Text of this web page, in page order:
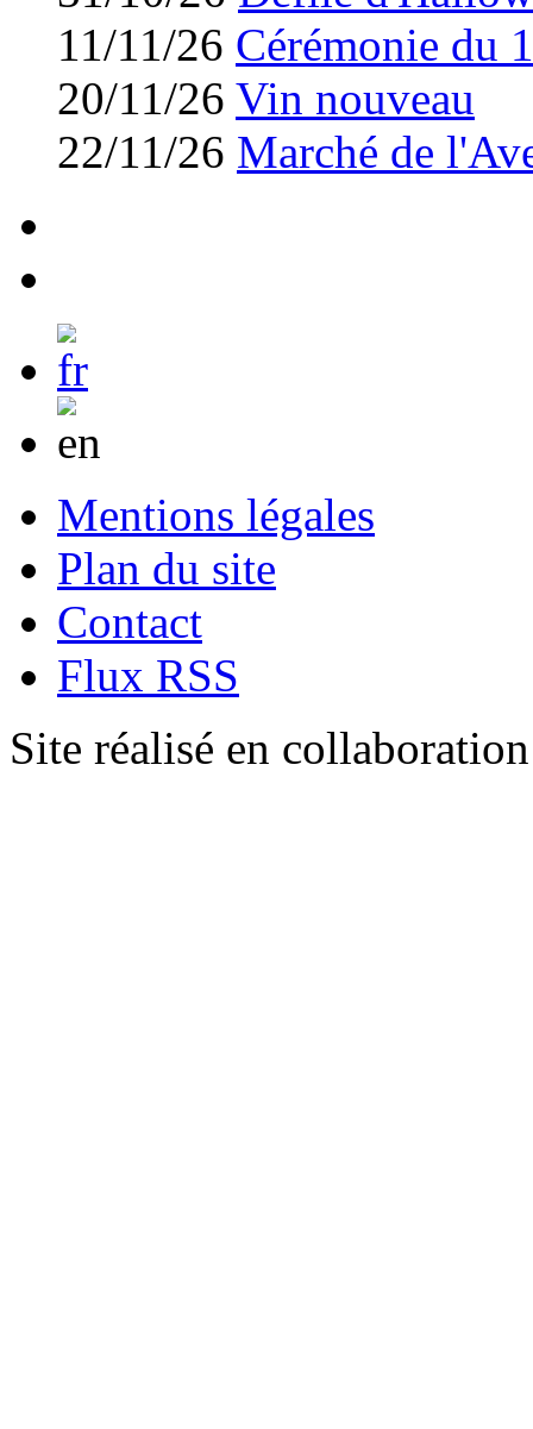
11/11/26 Cérémonie du
20/11/26 Vin nouveau
22/11/26 Marché de
Mentions légales
Plan du site
Contact
Flux RSS
Site réalisé en